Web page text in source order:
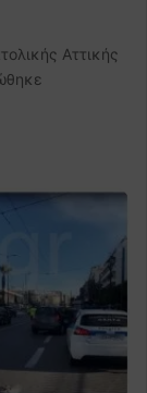
Αττικής